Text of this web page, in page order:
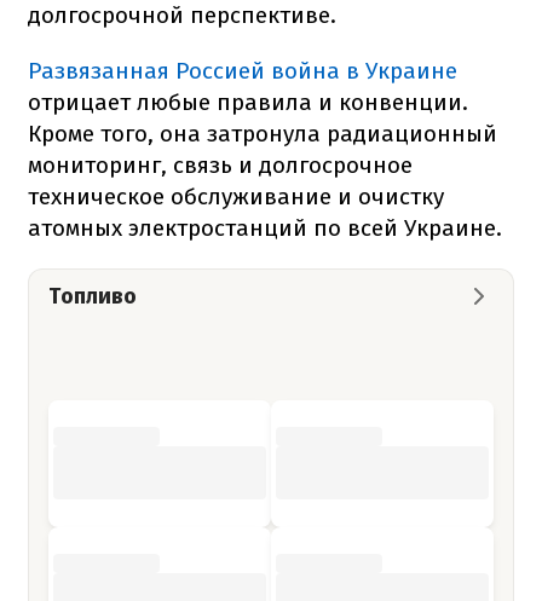
долгосрочной перспективе.
Развязанная Россией война в Украине
отрицает любые правила и конвенции.
Кроме того, она затронула радиационный
мониторинг, связь и долгосрочное
техническое обслуживание и очистку
атомных электростанций по всей Украине.
Топливо